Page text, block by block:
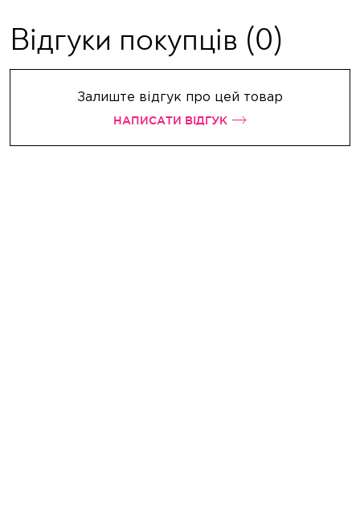
Відгуки покупців (0)
Залиште відгук про цей товар
НАПИСАТИ ВІДГУК